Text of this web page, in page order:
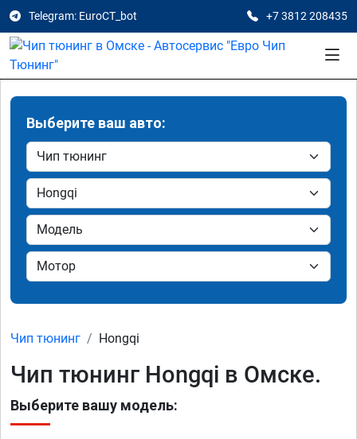
Telegram: EuroCT_bot +7 3812 208435
Выберите ваш авто:
Чип тюнинг Hongqi
Чип тюнинг Hongqi в Омске.
Выберите вашу модель: